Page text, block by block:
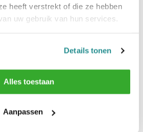
heeft verstrekt of die ze hebben
uw gebruik van hun services.
Details tonen
Alles toestaan
Aanpassen